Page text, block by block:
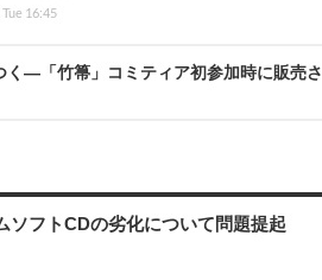
16:45
―「竹箒」コミティア初参加時に販売さ
フトCDの劣化について問題提起